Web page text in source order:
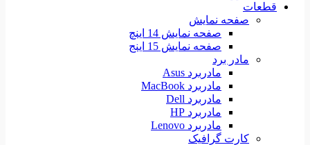
قطعات
صفحه نمایش
صفحه نمایش 14 اینچ
صفحه نمایش 15 اینج
مادر برد
مادربرد Asus
مادربرد MacBook
مادربرد Dell
مادربرد HP
مادربرد Lenovo
کارت گرافیک